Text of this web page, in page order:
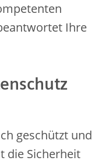
Ihre
geschützt und
die Sicherheit